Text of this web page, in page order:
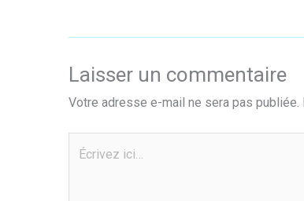
Laisser un commentaire
Votre adresse e-mail ne sera pas publiée.
Écrivez